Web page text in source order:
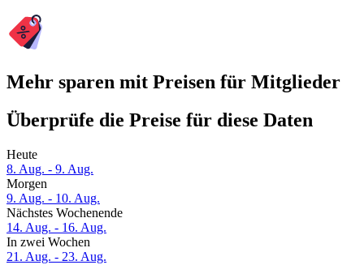
Mehr sparen mit Preisen für Mitglieder
Überprüfe die Preise für diese Daten
Heute
8. Aug. - 9. Aug.
Morgen
9. Aug. - 10. Aug.
Nächstes Wochenende
14. Aug. - 16. Aug.
In zwei Wochen
21. Aug. - 23. Aug.